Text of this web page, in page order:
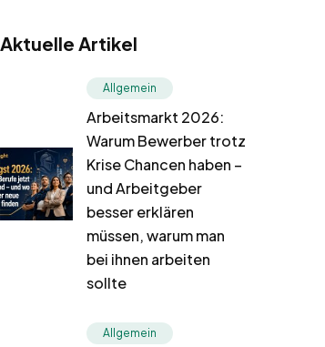
Aktuelle Artikel
Allgemein
Arbeitsmarkt 2026:
Warum Bewerber trotz
Krise Chancen haben –
und Arbeitgeber
besser erklären
müssen, warum man
bei ihnen arbeiten
sollte
Allgemein